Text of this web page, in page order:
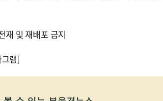
및 재배포 금지
램]